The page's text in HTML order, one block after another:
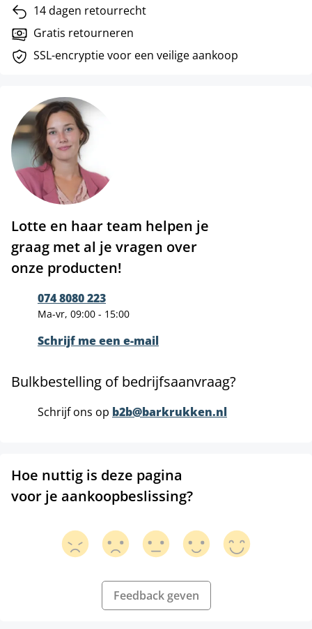
14 dagen retourrecht
Gratis retourneren
SSL-encryptie voor een veilige aankoop
Lotte en haar team helpen je
graag met al je vragen over
onze producten!
074 8080 223
Ma-vr, 09:00 - 15:00
Schrijf me een e-mail
Bulkbestelling of bedrijfsaanvraag?
Schrijf ons op b2b@barkrukken.nl
Hoe nuttig is deze pagina
voor je aankoopbeslissing?
Feedback geven